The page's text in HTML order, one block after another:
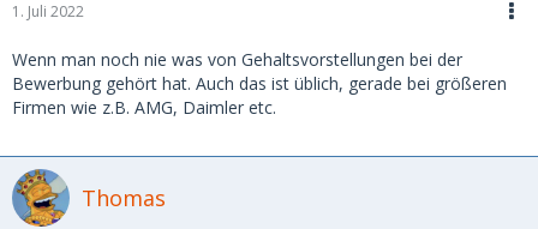
1. Juli 2022
Wenn man noch nie was von Gehaltsvorstellungen bei der
Bewerbung gehört hat. Auch das ist üblich, gerade bei größeren
Firmen wie z.B. AMG, Daimler etc.
Thomas